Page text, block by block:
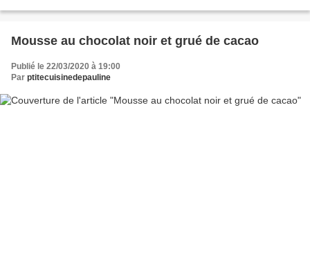
Mousse au chocolat noir et grué de cacao
Publié le 22/03/2020 à 19:00
Par ptitecuisinedepauline